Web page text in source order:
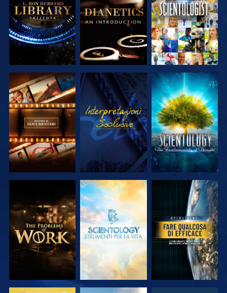
SERIE
SERIE
ESPLORA LE
SERIE
GUARDA
ESPLORA LE
SERIE
ESPLORA LE
SERIE
ESPLORA LE
SERIE
GUARDA